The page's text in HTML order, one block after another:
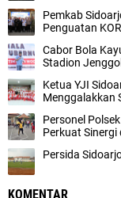
Pemkab
Penguatan
Cabor Bola
Stadion
Ketua YJI
Menggalakkan
Personel
Perkuat
Persida
KOMENTAR